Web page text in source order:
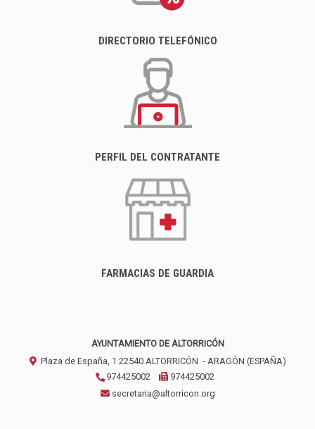
DIRECTORIO TELEFÓNICO
PERFIL DEL CONTRATANTE
FARMACIAS DE GUARDIA
AYUNTAMIENTO DE ALTORRICÓN
Plaza de España, 1 22540 ALTORRICÓN - ARAGÓN (ESPAÑA)
974425002
974425002
secretaria@altorricon.org